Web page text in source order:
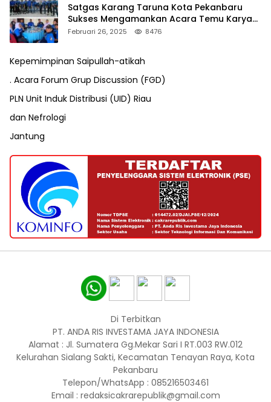
Satgas Karang Taruna Kota Pekanbaru
Sukses Mengamankan Acara Temu Karya
VII Karang Taruna Pekanbaru
Februari 26, 2025 8476
Kepemimpinan Saipullah-atikah
. Acara Forum Grup Discussion (FGD)
PLN Unit Induk Distribusi (UID) Riau
dan Nefrologi
Jantung
Di Terbitkan
PT. ANDA RIS INVESTAMA JAYA INDONESIA
Alamat : Jl. Sumatera Gg.Mekar Sari I RT.003 RW.012
Kelurahan Sialang Sakti, Kecamatan Tenayan Raya, Kota
Pekanbaru
Telepon/WhatsApp : 085216503461
Email : redaksicakrarepublik@gmail.com